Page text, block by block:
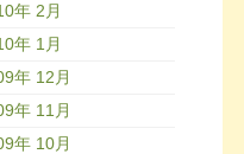
年 2月
年 1月
年 12月
年 11月
年 10月